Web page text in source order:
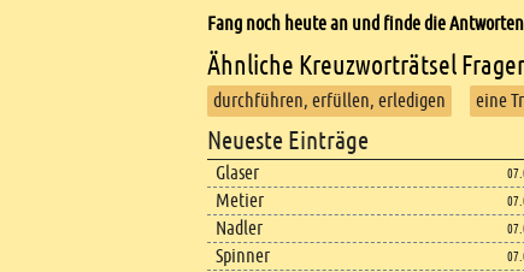
Fang noch heute an und finde die
Ähnliche Kreuzworträtsel
durchführen, erfüllen, erledigen eine
Footer content
Neueste Einträge
Glaser
Metier
Nadler
Spinner